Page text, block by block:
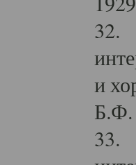
32.
и
Б.Ф.
33.